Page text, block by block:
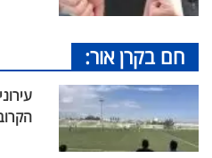
חם בקרן אור: